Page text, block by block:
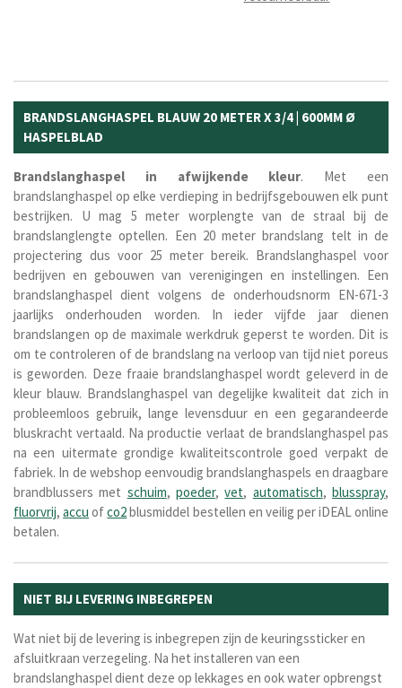
BRANDSLANGHASPEL BLAUW 20 METER X 3/4 | 600MM Ø
HASPELBLAD
Brandslanghaspel in afwijkende kleur. Met een
brandslanghaspel op elke verdieping in bedrijfsgebouwen elk punt
bestrijken. U mag 5 meter worplengte van de straal bij de
brandslanglengte optellen. Een 20 meter brandslang telt in de
projectering dus voor 25 meter bereik. Brandslanghaspel voor
bedrijven en gebouwen van verenigingen en instellingen. Een
brandslanghaspel dient volgens de onderhoudsnorm EN-671-3
jaarlijks onderhouden worden. In ieder vijfde jaar dienen
brandslangen op de maximale werkdruk geperst te worden. Dit is
om te controleren of de brandslang na verloop van tijd niet poreus
is geworden. Deze fraaie brandslanghaspel wordt geleverd in de
kleur blauw. Brandslanghaspel van degelijke kwaliteit dat zich in
probleemloos gebruik, lange levensduur en een gegarandeerde
bluskracht vertaald. Na productie verlaat de brandslanghaspel pas
na een uitermate grondige kwaliteitscontrole goed verpakt de
fabriek. In de webshop eenvoudig brandslanghaspels en draagbare
brandblussers met schuim,poeder,vet, automatisch,blusspray,
fluorvrij,accu ofco2blusmiddel bestellen en veilig per iDEAL online
betalen.
NIET BIJ LEVERING INBEGREPEN
Wat niet bij de levering is inbegrepen zijn de keuringsstickeren
afsluitkraan verzegeling. Na het installeren van een
brandslanghaspel dient deze op lekkages en ook water opbrengst